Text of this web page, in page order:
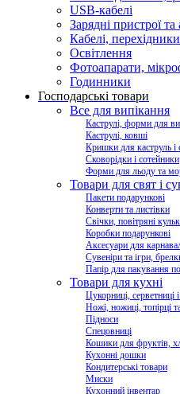
USB-кабелі
Зарядні пристрої та
Кабелі,
Освітлення
Фотоапарати,
Годинники
Господарські товари
Все для випікання
Каструлі, форми для
Каструлі, ковші
Кришки для каструль і
Сковорідки і сотейники
Форми для льоду та
Товари для свят і
Пакети подарункові
Конверти та листівки
Свічки, повітряні
Коробки подарункові
Аксесуари для
Сувеніри та ігри,
Папір для пакування
Товари для кухні
Цукорниці, серветниці
Ножі, ножиці, топірці
Підноси
Спецовниці
Кошики для фруктів,
Кухонні дошки
Кондитерські товари
Миски
Кухонний інвентар